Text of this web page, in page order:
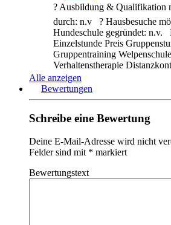
? Ausbildung &
durch: n.v ? Hausbesuche
Hundeschule gegründet:
Einzelstunde Preis
Gruppentraining
Verhaltenstherapie
Nasenarbeit Apportieren
Alltragstraining Objektsuche
SozialisierungWeiterlesen …
Alle anzeigen
Bewertungen
Schreibe eine Bewertung
Deine E-Mail-Adresse wird nicht
Felder sind mit * markiert
Bewertungstext